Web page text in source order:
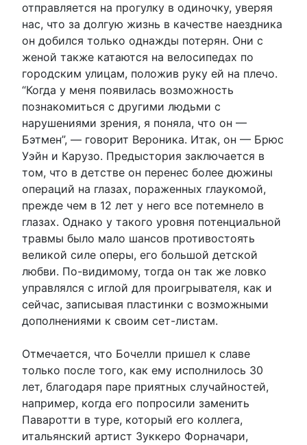
отправляется на прогулку в одиночку, уверяя
нас, что за долгую жизнь в качестве наездника
он добился только однажды потерян. Они с
женой также катаются на велосипедах по
городским улицам, положив руку ей на плечо.
“Когда у меня появилась возможность
познакомиться с другими людьми с
нарушениями зрения, я поняла, что он —
Бэтмен”, — говорит Вероника. Итак, он — Брюс
Уэйн и Карузо. Предыстория заключается в
том, что в детстве он перенес более дюжины
операций на глазах, пораженных глаукомой,
прежде чем в 12 лет у него все потемнело в
глазах. Однако у такого уровня потенциальной
травмы было мало шансов противостоять
великой силе оперы, его большой детской
любви. По-видимому, тогда он так же ловко
управлялся с иглой для проигрывателя, как и
сейчас, записывая пластинки с возможными
дополнениями к своим сет-листам.
Отмечается, что Бочелли пришел к славе
только после того, как ему исполнилось 30
лет, благодаря паре приятных случайностей,
например, когда его попросили заменить
Паваротти в туре, который его коллега,
итальянский артист Зуккеро Форначари,